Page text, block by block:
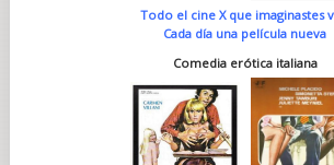
Todo el cine X que imaginastes
Cada día una película nueva
Comedia erótica italiana